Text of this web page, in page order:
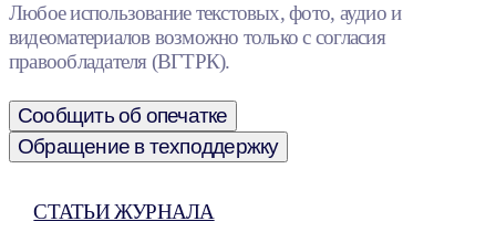
Любое использование текстовых, фото, аудио и
видеоматериалов возможно только с согласия
правообладателя (ВГТРК).
Сообщить об опечатке
Обращение в техподдержку
СТАТЬИ ЖУРНАЛА